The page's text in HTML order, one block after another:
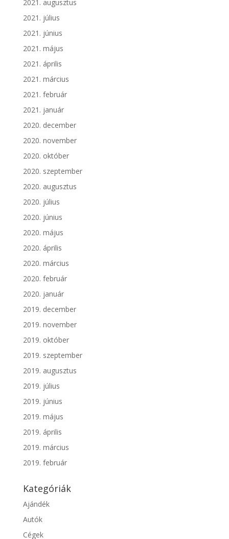
2021. augusztus
2021. július
2021. június
2021. május
2021. április
2021. március
2021. február
2021. január
2020. december
2020. november
2020. október
2020. szeptember
2020. augusztus
2020. július
2020. június
2020. május
2020. április
2020. március
2020. február
2020. január
2019. december
2019. november
2019. október
2019. szeptember
2019. augusztus
2019. július
2019. június
2019. május
2019. április
2019. március
2019. február
Kategóriák
Ajándék
Autók
Cégek